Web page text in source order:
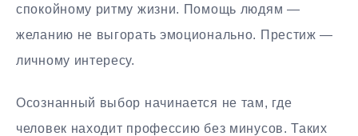
спокойному ритму жизни. Помощь людям —
желанию не выгорать эмоционально. Престиж —
личному интересу.
Осознанный выбор начинается не там, где
человек находит профессию без минусов. Таких